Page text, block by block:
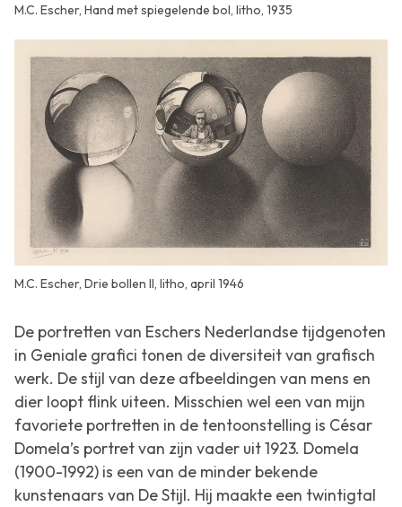
M.C. Escher, Hand met spiegelende bol, litho, 1935
M.C. Escher, Drie bollen II, litho, april 1946
De portretten van Eschers Nederlandse tijdgenoten
in Geniale grafici tonen de diversiteit van grafisch
werk. De stijl van deze afbeeldingen van mens en
dier loopt flink uiteen. Misschien wel een van mijn
favoriete portretten in de tentoonstelling is César
Domela’s portret van zijn vader uit 1923. Domela
(1900-1992) is een van de minder bekende
kunstenaars van De Stijl. Hij maakte een twintigtal